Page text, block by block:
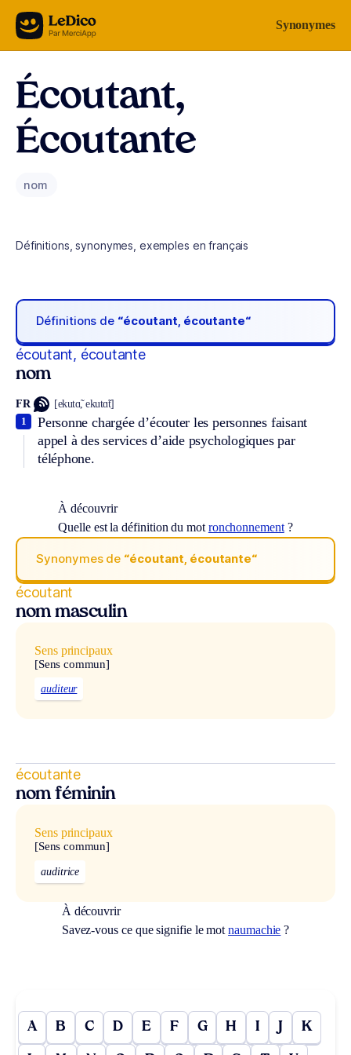
Aller au contenu Synonymes
Écoutant,
Écoutante
nom
Définitions, synonymes, exemples en français
Définitions de “écoutant, écoutante“
écoutant, écoutante
nom
FR [ekutɑ̃, ekutɑ̃t]
Personne chargée d’écouter les personnes faisant
appel à des services d’aide psychologiques par
téléphone.
1
À découvrir
Quelle est la définition du mot ronchonnement?
Synonymes de “écoutant, écoutante“
écoutant
nom masculin
Sens principaux
[Sens commun]
auditeur
écoutante
nom féminin
Sens principaux
[Sens commun]
auditrice
À découvrir
Savez-vous ce que signifie le motnaumachie ?
A B C D E F G H I J K